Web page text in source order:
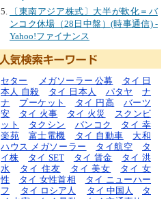
〔東南アジア株式〕大半が軟化＝バ
ンコク休場（28日中盤）(時事通信) -
Yahoo!ファイナンス
セター メガソーラー 公募
タイ 日
本人 自殺
タイ 日本人 パタヤ
ナ
ナ
プーケット タイ 円高
バーツ
安
タイ 火事 タイ 火災
スクンビ
ット
タクシン バンコク
タイ 幸
楽苑
富士電機 タイ 自動車
大和
ハウス メガソーラー
タイ航空
タ
イ株
タイ SET タイ 賃金
タイ 洪
水
タイ 住友 タイ 美女
タイ 女
性
タイ 女性首相
タイ ニューハー
フ
タイ ロシア人 タイ 中国人
タ